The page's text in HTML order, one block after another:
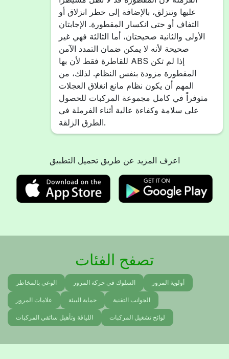
عليها وتنزلق، بالإضافة إلى خطر انزلاق أو
التفاف أو حتى انكسار المقطورة. الإجابتان
الأولى والثانية صحيحتان، أما الثالثة فهي غير
صحيحة لأنه لا يمكن ضمان التمدد الآمن
للقاطرة فقط لأن بها ABS إذا لم تكن
المقطورة مزودة بنفس النظام. لذلك، من
المهم أن يكون نظام مانع انغلاق العجلات
متوفراً في كامل مجموعة المركبات للحصول
على سلامة وكفاءة عالية أثناء الفرملة في
الطرق الزلقة.
اعرف المزيد عن طريق تحميل التطبيق
تصفح الفئات
الوعي بالمخاطر السلوك في حركة المرور أولوية المرور
علامات المرور حماية البيئة الجوانب التقنية
اللياقة وتأهيل سائقي المركبات لوائح تشغيل المركبات